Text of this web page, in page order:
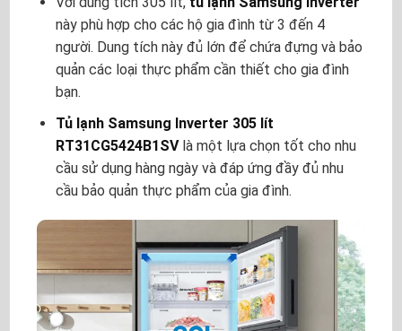
này phù hợp cho các hộ gia đình từ 3 đến 4
người. Dung tích này đủ lớn để chứa đựng và bảo
quản các loại thực phẩm cần thiết cho gia đình
bạn.
Tủ lạnh Samsung Inverter 305 lít
RT31CG5424B1SVlà một lựa chọn tốt cho nhu
cầu sử dụng hàng ngày và đáp ứng đầy đủ nhu
cầu bảo quản thực phẩm của gia đình.